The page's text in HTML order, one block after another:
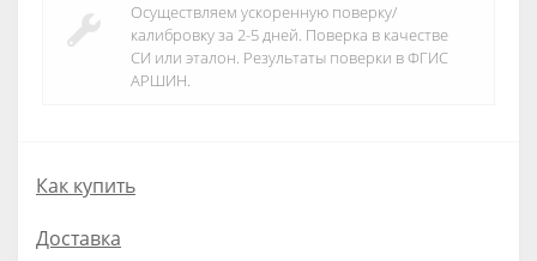
Осуществляем ускоренную поверку/
калибровку за 2-5 дней. Поверка в качестве
СИ или эталон. Результаты поверки в ФГИС
АРШИН.
Как купить
Доставка